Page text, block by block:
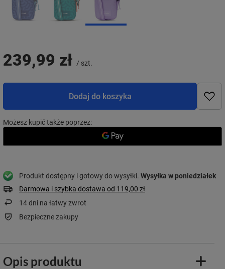
239,99 zł / szt.
Dodaj do koszyka
Możesz kupić także poprzez:
Produkt dostępny i gotowy do wysyłki Wysyłka w poniedziałek
Darmowa i szybka dostawa od 119,00 zł
14dni na łatwy zwrot
Bezpieczne zakupy
Opis produktu